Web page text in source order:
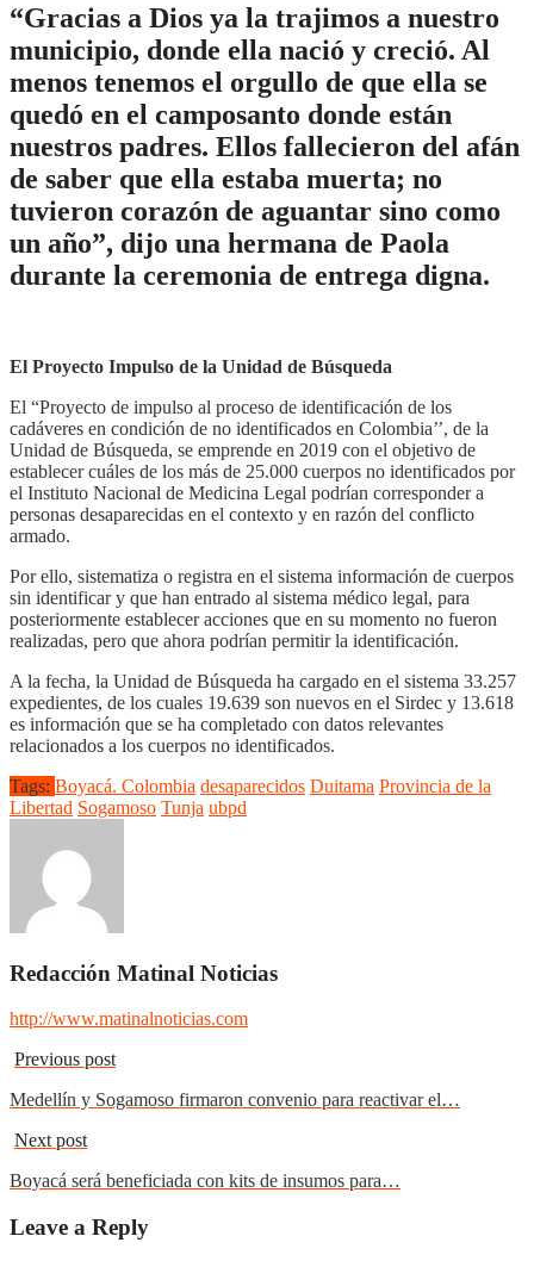
“Gracias a Dios ya la trajimos a nuestro
municipio, donde ella nació y creció. Al
menos tenemos el orgullo de que ella se
quedó en el camposanto donde están
nuestros padres. Ellos fallecieron del afán
de saber que ella estaba muerta; no
tuvieron corazón de aguantar sino como
un año”, dijo una hermana de Paola
durante la ceremonia de entrega digna.
El Proyecto Impulso de la Unidad de Búsqueda
El “Proyecto de impulso al proceso de identificación de los
cadáveres en condición de no identificados en Colombia’’, de la
Unidad de Búsqueda, se emprende en 2019 con el objetivo de
establecer cuáles de los más de 25.000 cuerpos no identificados por
el Instituto Nacional de Medicina Legal podrían corresponder a
personas desaparecidas en el contexto y en razón del conflicto
armado.
Por ello, sistematiza o registra en el sistema información de cuerpos
sin identificar y que han entrado al sistema médico legal, para
posteriormente establecer acciones que en su momento no fueron
realizadas, pero que ahora podrían permitir la identificación.
A la fecha, la Unidad de Búsqueda ha cargado en el sistema 33.257
expedientes, de los cuales 19.639 son nuevos en el Sirdec y 13.618
es información que se ha completado con datos relevantes
relacionados a los cuerpos no identificados.
Tags: Boyacá. Colombia desaparecidos Duitama Provincia de la
Libertad Sogamoso Tunja ubpd
Redacción Matinal Noticias
http://www.matinalnoticias.com
Previous post
Medellín y Sogamoso firmaron convenio para reactivar el…
Next post
Boyacá será beneficiada con kits de insumos para…
Leave a Reply